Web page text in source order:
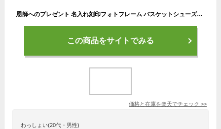
恩師へのプレゼント 名入れ刻印フォトフレーム バスケットシューズデザイン バスケ部 【木製・L判用】【フォトプリント3枚サービス】 先生 顧問 監督 コーチ 部活 クラブ 男性 女性 贈り物 卒業 記念 フォトスタンド 写真立て スタンド 送料無料 ブランド ココロコ
この商品をサイトでみる
価格と在庫を楽天でチェック >>
わっしょい(20代・男性)